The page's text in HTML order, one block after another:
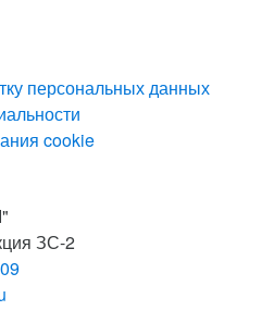
персональных данных
cookie
ЗС-2